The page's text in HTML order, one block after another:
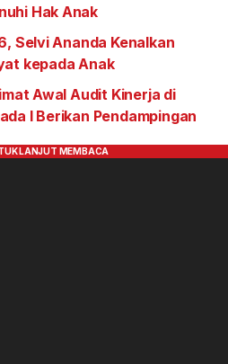
Hak Anak
Selvi Ananda Kenalkan
kepada Anak
Awal Audit Kinerja di
I Berikan Pendampingan